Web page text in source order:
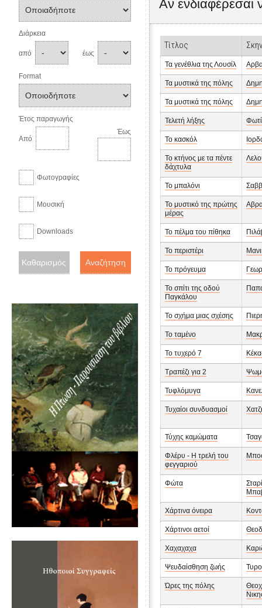
Διάρκεια
από έως
Format
Έτος παραγωγής
Από
Έως
Φωτογραφίες
Μουσική
Downloads
Αν ενδιαφέρεσαι
Τίτλος
Τα γενέθλια της Λουσίλ
Τα μυστικά της πόλης
Τα μυστικά της πόλης
Τελετή λήξης
Το κασκόλ
Το κτήνος με τα πέντε
δάχτυλα
Το μπαλόνι
Το μυστικό της πρώτης
μέρας
Το πέλμα του πίθηκα
Το περιστέρι
Το πρόγευμα
Το σπίτι της οδού
Παγκάλου
Το σχήμα μιας σχέσης
Το ταμένο
Το τυχερό 7
Τραπέζι για 2
Τυφλόμυγα
Τυχαίοι συνδυασμοί
Τύχης καμώματα
Φλέρυ - Η τρελή του
φεγγαριού
Φώτα
Χάρτινα όνειρα
Χάρτινοι αετοί
Χαχαχαχα
Ψευδαίσθηση ζωής
Ώρες της πόλης